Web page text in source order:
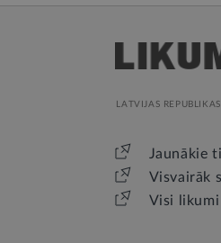
LATVIJAS
Jaunākie
Visvairāk
Visi likumi